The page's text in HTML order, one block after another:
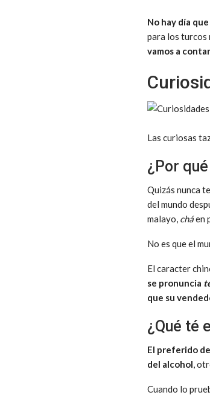
No hay día
para los turcos
vamos a
Las curiosas
¿Por
Quizás nunca
del mundo
malayo, cháen
No es que el
El caracter
se pronuncia
que su
¿Qué té
El preferido
del alcohol,
Cuando lo